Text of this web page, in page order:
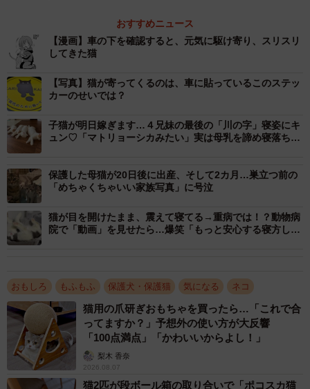
1/14
保護直後のおそまつくん。ケージの横を通るだけで「撫でて♡」アピー
ルがすごいそうです（提供：Ermineさん）
警戒心なく甘えん坊。飼い主さんがいたかも…
おすすめニュース
【漫画】車の下を確認すると、元気に駆け寄り、スリスリ
してきた猫
【写真】猫が寄ってくるのは、車に貼っているこのステッ
カーのせいでは？
子猫が明日嫁ぎます…４兄妹の最後の「川の字」寝姿にキ
ュン♡「マトリョーシカみたい」実は母乳を諦め寝落ちし
保護した母猫が20日後に出産、そして2カ月…巣立つ前の
「めちゃくちゃいい家族写真」に号泣
猫が目を開けたまま、震えて寝てる→重病では！？動物病
院で「動画」を見せたら…爆笑「もっと安心する寝方し
おもしろ もふもふ 保護犬・保護猫 気になる ネコ
猫用の爪研ぎおもちゃを買ったら…「これで合
ってますか？」予想外の使い方が大反響
「100点満点」「かわいいからよし！」
梨木 香奈
2026.08.07
猫2匹が段ボール箱の取り合いで「ポコスカ猫